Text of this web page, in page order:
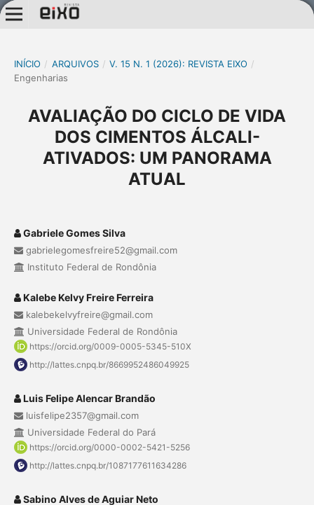
INÍCIO / ARQUIVOS / V. 15 N. 1 (2026): REVISTA EIXO /
Engenharias
AVALIAÇÃO DO CICLO DE VIDA
DOS CIMENTOS ÁLCALI-
ATIVADOS: UM PANORAMA
ATUAL
Gabriele Gomes Silva
gabrielegomesfreire52@gmail.com
Instituto Federal de Rondônia
Kalebe Kelvy Freire Ferreira
kalebekelvyfreire@gmail.com
Universidade Federal de Rondônia
https://orcid.org/0009-0005-5345-510X
http://lattes.cnpq.br/8669952486049925
Luis Felipe Alencar Brandão
luisfelipe2357@gmail.com
Universidade Federal do Pará
https://orcid.org/0000-0002-5421-5256
http://lattes.cnpq.br/1087177611634286
Sabino Alves de Aguiar Neto